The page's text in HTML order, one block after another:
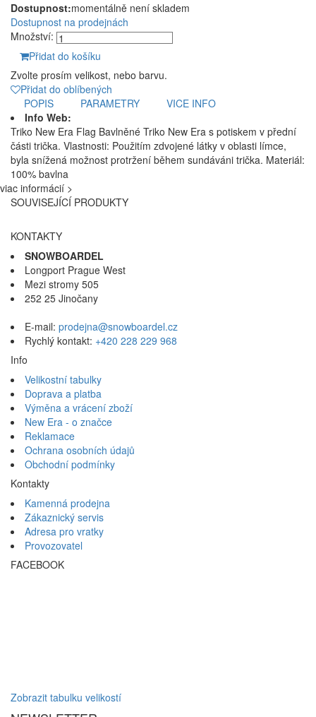
Dostupnost:momentálně není skladem
Dostupnost na prodejnách
Množství:
Přidat do košíku
Zvolte prosím velikost, nebo barvu.
Přidat do oblíbených
POPIS
PARAMETRY
VICE INFO
Info Web:
Triko New Era Flag Bavlněné Triko New Era s potiskem v přední
části trička. Vlastnosti: Použitím zdvojené látky v oblasti límce,
byla snížená možnost protržení během sundáváni trička. Materiál:
100% bavlna
viac informácií >
SOUVISEJÍCÍ PRODUKTY
KONTAKTY
SNOWBOARDEL
Longport Prague West
Mezi stromy 505
252 25 Jinočany
E-mail: prodejna@snowboardel.cz
Rychlý kontakt: +420 228 229 968
Info
Velikostní tabulky
Doprava a platba
Výměna a vrácení zboží
New Era - o značce
Reklamace
Ochrana osobních údajů
Obchodní podmínky
Kontakty
Kamenná prodejna
Zákaznický servis
Adresa pro vratky
Provozovatel
FACEBOOK
Zobrazit tabulku velikostí